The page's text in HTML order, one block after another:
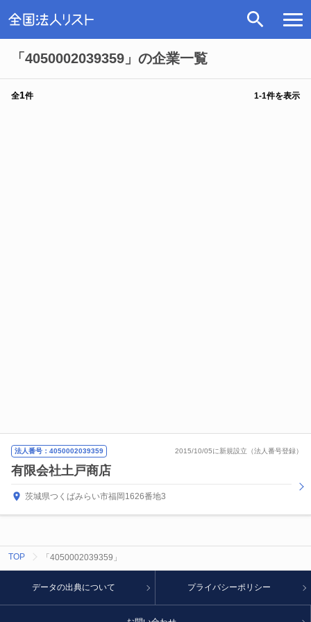
「4050002039359」の企業一覧
全1件 1-1件を表示
法人番号：4050002039359 2015/10/05に新規設立（法人番号登録）
有限会社土戸商店
茨城県つくばみらい市福岡1626番地3
TOP 「4050002039359」
データの出典について プライバシーポリシー